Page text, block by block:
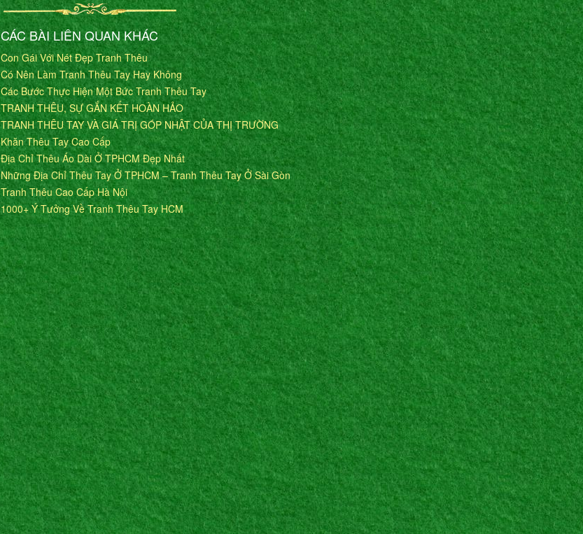
CÁC BÀI LIÊN QUAN KHÁC
Con Gái Với Nét Đẹp Tranh Thêu
Có Nên Làm Tranh Thêu Tay Hay Không
Các Bước Thực Hiện Một Bức Tranh Thêu Tay
TRANH THÊU, SỰ GẮN KẾT HOÀN HẢO
TRANH THÊU TAY VÀ GIÁ TRỊ GÓP NHẬT CỦA THỊ TRƯỜNG
Khăn Thêu Tay Cao Cấp
Địa Chỉ Thêu Áo Dài Ở TPHCM Đẹp Nhất
Những Địa Chỉ Thêu Tay Ở TPHCM – Tranh Thêu Tay Ở Sài Gòn
Tranh Thêu Cao Cấp Hà Nội
1000+ Ý Tưởng Về Tranh Thêu Tay HCM